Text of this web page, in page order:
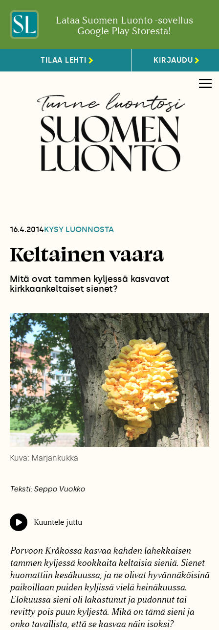
Lataa Suomen Luonto -sovellus
Google Play Storesta!
TILAA LEHTI KIRJAUDU
16.4.2014KYSY LUONNOSTA
Keltainen vaara
Mitä ovat tammen kyljessä kasvavat
kirkkaankeltaiset sienet?
Kuva: Marjankukka
Teksti: Seppo Vuokko
Kuuntele juttu
Porvoon Kråkössä kasvaa kahden lähekkäisen
tammen kyljessä kookkaita keltaisia sieniä. Sienet
huomattiin kesäkuussa, ja ne olivat hyvännäköisinä
paikoillaan puiden kyljissä vielä heinäkuussa.
Elokuussa sieni oli lakastunut ja pudonnut tai
revitty pois puun kyljestä. Mikä on tämä sieni ja
onko tavallista, että se kasvaa näin isoksi?